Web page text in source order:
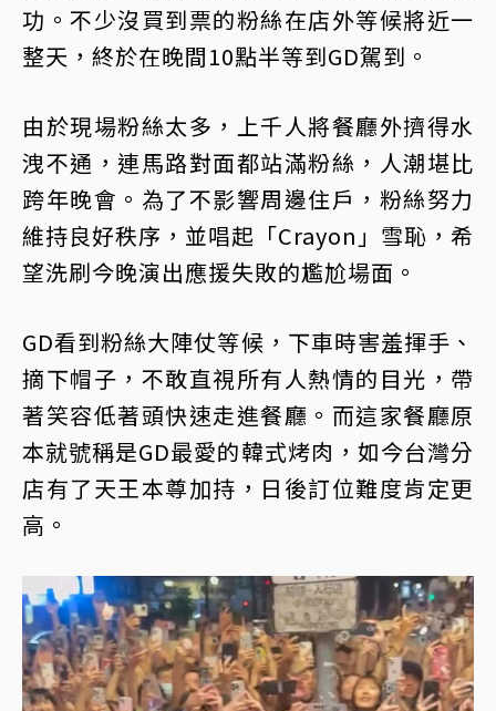
功。不少沒買到票的粉絲在店外等候將近一
整天，終於在晚間10點半等到GD駕到。
由於現場粉絲太多，上千人將餐廳外擠得水
洩不通，連馬路對面都站滿粉絲，人潮堪比
跨年晚會。為了不影響周邊住戶，粉絲努力
維持良好秩序，並唱起「Crayon」雪恥，希
望洗刷今晚演出應援失敗的尷尬場面。
GD看到粉絲大陣仗等候，下車時害羞揮手、
摘下帽子，不敢直視所有人熱情的目光，帶
著笑容低著頭快速走進餐廳。而這家餐廳原
本就號稱是GD最愛的韓式烤肉，如今台灣分
店有了天王本尊加持，日後訂位難度肯定更
高。